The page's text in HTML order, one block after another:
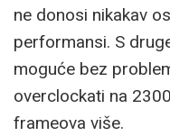
ne donosi nikakav
performansi. S
moguće bez
overclockati na
frameova više.